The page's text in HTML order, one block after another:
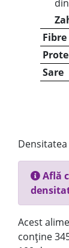
Fibre
Sare
Află
Acest
conține